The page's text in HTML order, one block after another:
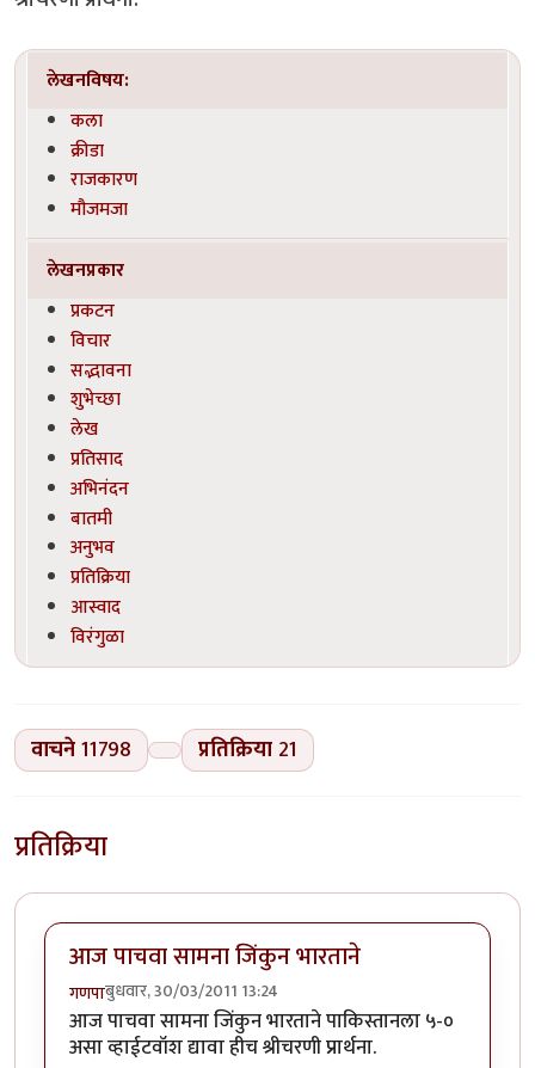
लेखनविषय:
कला
क्रीडा
राजकारण
मौजमजा
लेखनप्रकार
प्रकटन
विचार
सद्भावना
शुभेच्छा
लेख
प्रतिसाद
अभिनंदन
बातमी
अनुभव
प्रतिक्रिया
आस्वाद
विरंगुळा
वाचने11798 प्रतिक्रिया 21
प्रतिक्रिया
आज पाचवा सामना जिंकुन भारताने
गणपाबुधवार, 30/03/2011 13:24
आज पाचवा सामना जिंकुन भारताने पाकिस्तानला ५-०
असा व्हाईटवॉश द्यावा हीच श्रीचरणी प्रार्थना.